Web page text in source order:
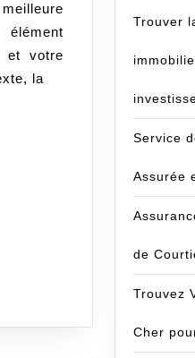
et votre
la
Trouver
Service
Assurée
de
Trouvez
Cher